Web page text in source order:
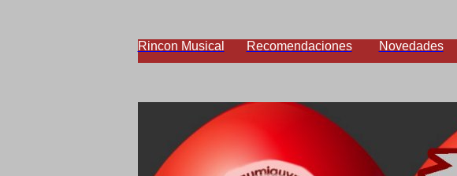
Rincon Musical Recomendaciones Novedades